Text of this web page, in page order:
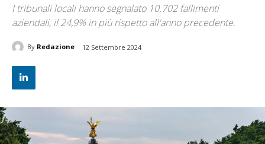
I tribunali locali hanno segnalato 10.702 fallimenti
aziendali, il 24,9% in più rispetto all'anno precedente.
By Redazione 12 Settembre 2024